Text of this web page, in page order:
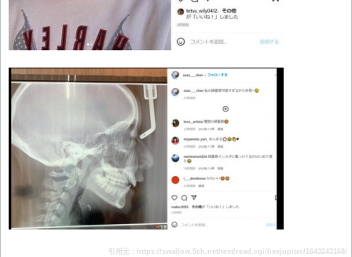
引用元：https://swallow.5ch.net/test/read.cgi/livejupiter/1643243168/